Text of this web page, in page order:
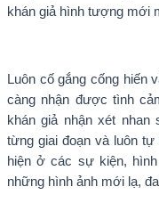
khán giả hình tượng mới
Luôn cố gắng cống hiến
càng nhận được tình
khán giả nhận xét nhan
từng giai đoạn và luôn tự
hiện ở các sự kiện,
những hình ảnh mới lạ,